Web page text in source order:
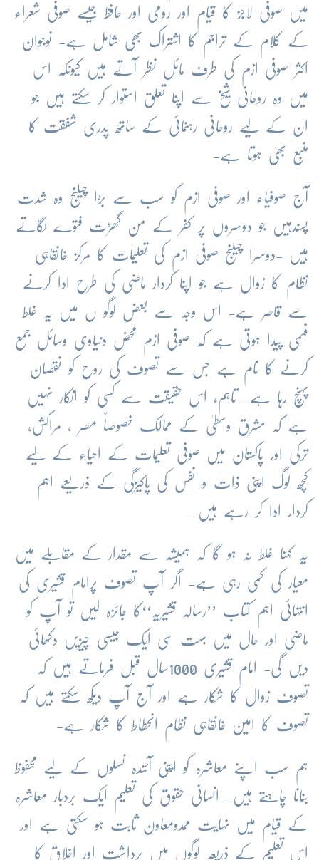
میں صوفی لاجز کا قیام اور رومی اور حافظ جیسے صوفی شعراء
کے کلام کے تراجم کا اشتراک بھی شامل ہے- نوجوان
اکثر صوفی ازم کی طرف مائل نظر آتے ہیں کیونکہ اس
میں وہ روحانی شیخ سے اپنا تعلق استوار کر سکتے ہیں جو
ان کے لیے روحانی رہنمائی کے ساتھ پدری شفقت کا
منبع بھی ہوتا ہے-
آج صوفیاء اور صوفی ازم کو سب سے بڑا چیلنج وہ شدت
پسندہیں جو دوسروں پر کفر کے من گھڑت فتوے لگاتے
ہیں -دوسرا چیلنج صوفی ازم کی تعلیمات کا مرکز خانقاہی
نظام کا زوال ہے جو اپنا کردار ماضی کی طرح ادا کرنے
سے قاصر ہے- اس وجہ سے بعض لوگو ں میں یہ غلط
فہمی پیدا ہوتی ہے کہ صوفی ازم محض دنیاوی وسائل جمع
کرنے کا نام ہے جس سے تصوف کی روح کو نقصان
پہنچ رہا ہے- تاہم، اس حقیقت سے کسی کو انکار نہیں
ہے کہ مشرقِ وسطیٰ کے ممالک خصوصاً مصر ، مراکش،
ترکی اور پاکستان میں صوفی تعلیمات کے احیاء کے لیے
کچھ لوگ اپنی ذات و نفس کی پاکیزگی کے ذریعے اہم
کردار ادا کر رہے ہیں-
یہ کہنا غلط نہ ہو گا کہ ہمیشہ سے مقدار کے مقابلے میں
معیار کی کمی رہی ہے- اگر آپ تصوف پرامام قشیری کی
انتہائی اہم کتاب ’’رسالہ قشیریہ‘‘کا جائزہ لیں تو آپ کو
ماضی اور حال میں بہت سی ایک جیسی چیزیں دکھائی
دیں گی- امام قشیری 1000سال قبل فرماتے ہیں کہ
تصوف زوال کا شکار ہے اور آج آپ دیکھ سکتے ہیں کہ
تصوف کا امین خانقاہی نظام انحطاط کا شکار ہے-
ہم سب اپنے معاشرہ کو اپنی آئندہ نسلوں کے لیے محفوظ
بنانا چاہتے ہیں- انسانی حقوق کی تعلیم ایک بردبار معاشرہ
کے قیام میں نہایت ممدومعاون ثابت ہو سکتی ہے اور
اس تعلیم کے ذریعہ لوگوں میں برداشت اور اخلاق کا